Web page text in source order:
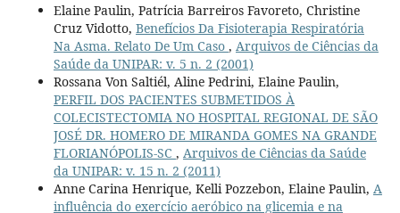
Elaine Paulin, Patrícia Barreiros Favoreto, Christine
Cruz Vidotto, Benefícios Da Fisioterapia Respiratória
Na Asma. Relato De Um Caso , Arquivos de Ciências da
Saúde da UNIPAR: v. 5 n. 2 (2001)
Rossana Von Saltiél, Aline Pedrini, Elaine Paulin,
PERFIL DOS PACIENTES SUBMETIDOS À
COLECISTECTOMIA NO HOSPITAL REGIONAL DE SÃO
JOSÉ DR. HOMERO DE MIRANDA GOMES NA GRANDE
FLORIANÓPOLIS-SC , Arquivos de Ciências da Saúde
da UNIPAR: v. 15 n. 2 (2011)
Anne Carina Henrique, Kelli Pozzebon, Elaine Paulin, A
influência do exercício aeróbico na glicemia e na